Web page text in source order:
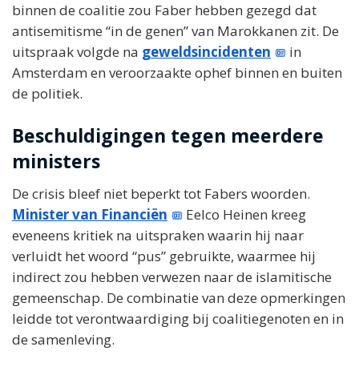
binnen de coalitie zou Faber hebben gezegd dat
antisemitisme “in de genen” van Marokkanen zit. De
uitspraak volgde na geweldsincidenten
in
Amsterdam en veroorzaakte ophef binnen en buiten
de politiek.
Beschuldigingen tegen meerdere
ministers
De crisis bleef niet beperkt tot Fabers woorden.
Minister van Financiën
Eelco Heinen kreeg
eveneens kritiek na uitspraken waarin hij naar
verluidt het woord “pus” gebruikte, waarmee hij
indirect zou hebben verwezen naar de islamitische
gemeenschap. De combinatie van deze opmerkingen
leidde tot verontwaardiging bij coalitiegenoten en in
de samenleving.